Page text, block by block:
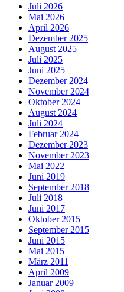
Juli 2026
Mai 2026
April 2026
Dezember 2025
August 2025
Juli 2025
Juni 2025
Dezember 2024
November 2024
Oktober 2024
August 2024
Juli 2024
Februar 2024
Dezember 2023
November 2023
Mai 2022
Juni 2019
September 2018
Juli 2018
Juni 2017
Oktober 2015
September 2015
Juni 2015
Mai 2015
März 2011
April 2009
Januar 2009